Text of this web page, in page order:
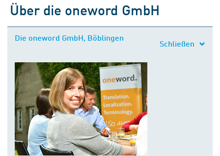
Über die oneword GmbH
Die oneword GmbH, Böblingen
Schließen